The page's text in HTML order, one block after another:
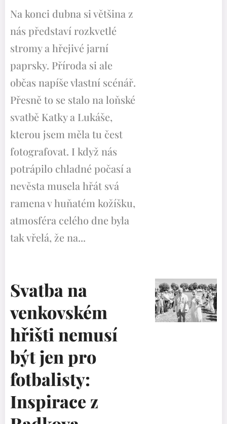
Na konci dubna si většina z
nás představí rozkvetlé
stromy a hřejivé jarní
paprsky. Příroda si ale
občas napíše vlastní scénář.
Přesně to se stalo na loňské
svatbě Katky a Lukáše,
kterou jsem měla tu čest
fotografovat. I když nás
potrápilo chladné počasí a
nevěsta musela hřát svá
ramena v huňatém kožíšku,
atmosféra celého dne byla
tak vřelá, že na...
Svatba na
venkovském
hřišti nemusí
být jen pro
fotbalisty:
Inspirace z